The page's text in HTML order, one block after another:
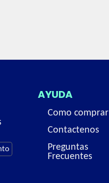
AYUDA
Como comprar
Contactenos
Preguntas
Frecuentes